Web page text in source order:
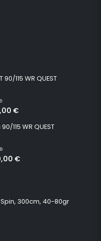
90/115 WR QUEST
€
115 WR QUEST
€
300cm, 40-80gr